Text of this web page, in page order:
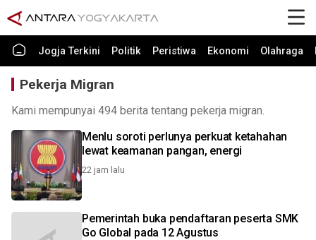
Jogja Terkini Politik Peristiwa Ekonomi Olahraga
Pekerja Migran
Kami mempunyai 494 berita tentang pekerja migran.
Menlu soroti perlunya perkuat ketahahan
lewat keamanan pangan, energi
22 jam lalu
Pemerintah buka pendaftaran peserta SMK
Go Global pada 12 Agustus